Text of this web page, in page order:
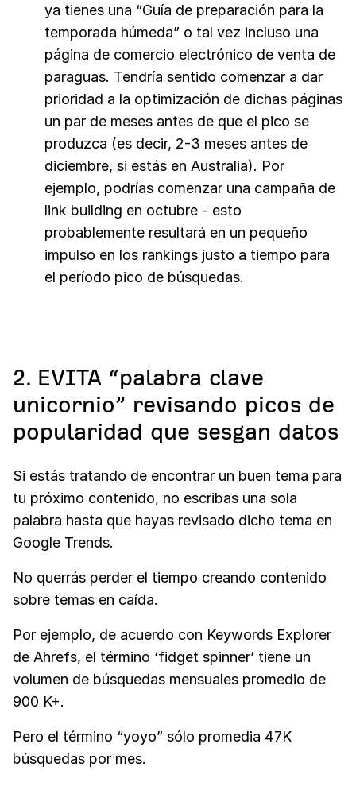
ya tienes una “Guía de preparación para la
temporada húmeda” o tal vez incluso una
página de comercio electrónico de venta de
paraguas. Tendría sentido comenzar a dar
prioridad a la optimización de dichas páginas
un par de meses antes de que el pico se
produzca (es decir, 2-3 meses antes de
diciembre, si estás en Australia). Por
ejemplo, podrías comenzar una campaña de
link building en octubre - esto
probablemente resultará en un pequeño
impulso en los rankings justo a tiempo para
el período pico de búsquedas.
2. EVITA “palabra clave
unicornio” revisando picos de
popularidad que sesgan datos
Si estás tratando de encontrar un buen tema para
tu próximo contenido, no escribas una sola
palabra hasta que hayas revisado dicho tema en
Google Trends.
No querrás perder el tiempo creando contenido
sobre temas en caída.
Por ejemplo, de acuerdo con Keywords Explorer
de Ahrefs, el término ‘fidget spinner’ tiene un
volumen de búsquedas mensuales promedio de
900 K+.
Pero el término “yoyo” sólo promedia 47K
búsquedas por mes.